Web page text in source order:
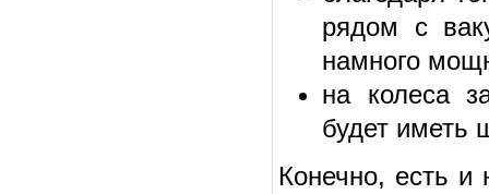
рядом с
намного
на колеса
будет иметь
Конечно, есть и